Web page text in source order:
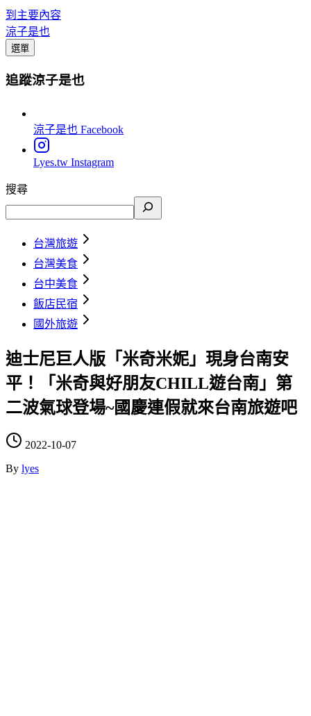
到主要內容
涼子是也
選單
追蹤涼子是也
涼子是也 Facebook
Lyes.tw Instagram
搜尋
台灣旅遊
台灣美食
台中美食
飯店民宿
國外旅遊
迪士尼巨人版「米奇米妮」現身台南安
平！「米奇與好朋友CHILL遊台南」第
二波氣球登場~國慶連假就來台南旅遊吧
2022-10-07
By lyes